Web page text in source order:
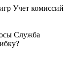
Учет комиссий
Служба